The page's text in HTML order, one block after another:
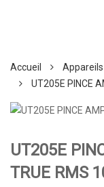
Accueil
UT205E PINCE
UT205E
TRUE RMS